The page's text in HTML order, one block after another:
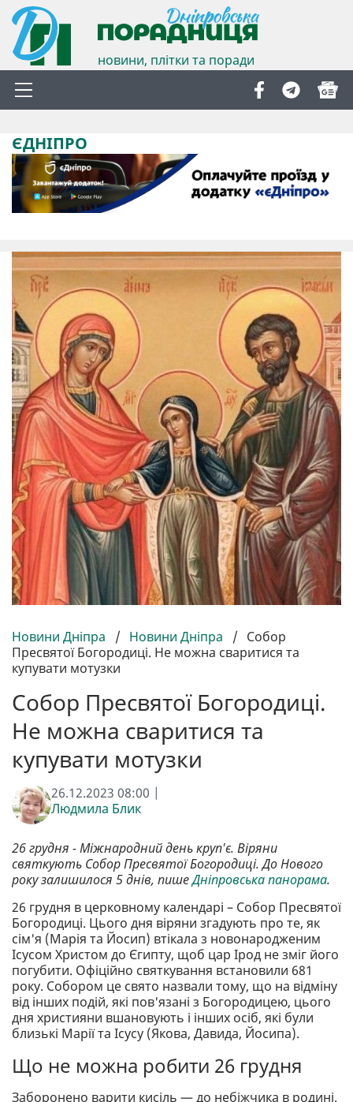
новини, плітки та поради
ЄДНІПРО
Новини Дніпра / Новини Дніпра / Собор
Пресвятої Богородиці. Не можна сваритися та
купувати мотузки
Собор Пресвятої Богородиці.
Не можна сваритися та
купувати мотузки
26.12.2023 08:00 |
Людмила Блик
26 грудня - Міжнародний день круп'є. Віряни
святкують Собор Пресвятої Богородиці. До Нового
року залишилося 5 днів, пишеДніпровська панорама.
26 грудня в церковному календарі – Собор Пресвятої
Богородиці. Цього дня віряни згадують про те, як
сім'я (Марія та Йосип) втікала з новонародженим
Ісусом Христом до Єгипту, щоб цар Ірод не зміг його
погубити. Офіційно святкування встановили 681
року. Собором це свято назвали тому, що на відміну
від інших подій, які пов'язані з Богородицею, цього
дня християни вшановують і інших осіб, які були
близькі Марії та Ісусу (Якова, Давида, Йосипа).
Що не можна робити 26 грудня
Заборонено варити кисіль — до небіжчика в родині.